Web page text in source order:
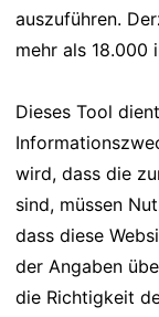
auszuführen.
mehr als 18.000
Dieses Tool
wird, dass die
sind, müssen
dass diese
der Angaben
die Richtigkeit